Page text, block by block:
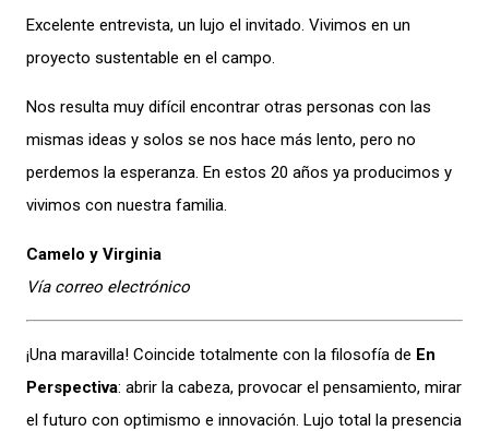
Excelente entrevista, un lujo el invitado. Vivimos en un
proyecto sustentable en el campo.
Nos resulta muy difícil encontrar otras personas con las
mismas ideas y solos se nos hace más lento, pero no
perdemos la esperanza. En estos 20 años ya producimos y
vivimos con nuestra familia.
Camelo y Virginia
Vía correo electrónico
¡Una maravilla! Coincide totalmente con la filosofía de En
Perspectiva: abrir la cabeza, provocar el pensamiento, mirar
el futuro con optimismo e innovación. Lujo total la presencia